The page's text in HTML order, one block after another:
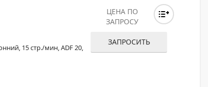
15 стр./мин, ADF 20,
ЦЕНА ПО
ЗАПРОСУ
ЗАПРОСИТЬ